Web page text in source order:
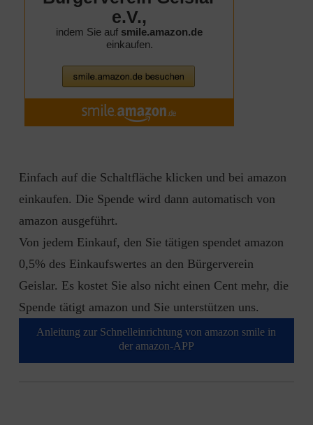
Einfach auf die Schaltfläche klicken und bei amazon
einkaufen. Die Spende wird dann automatisch von
amazon ausgeführt.
Von jedem Einkauf, den Sie tätigen spendet amazon
0,5% des Einkaufswertes an den Bürgerverein
Geislar. Es kostet Sie also nicht einen Cent mehr, die
Spende tätigt amazon und Sie unterstützen uns.
Anleitung zur Schnelleinrichtung von amazon smile in
der amazon-APP